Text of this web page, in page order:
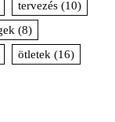
tervezés (10)
(8)
ötletek (16)